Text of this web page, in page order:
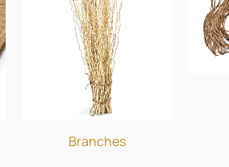
Branches